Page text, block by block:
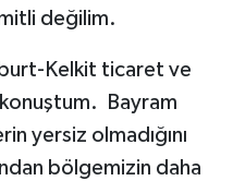
değilim.
Kelkit ticaret ve
konuştum. Bayram
yersiz olmadığını
bölgemizin daha